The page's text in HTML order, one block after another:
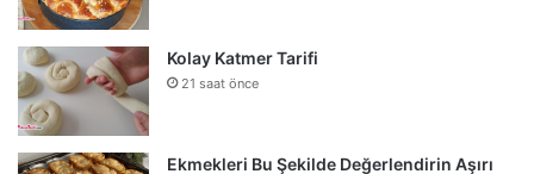
Kolay Katmer Tarifi
21 saat önce
Ekmekleri Bu Şekilde Değerlendirin Aşırı